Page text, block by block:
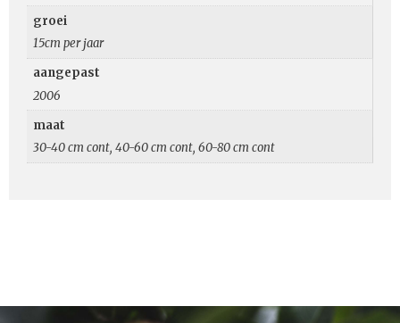
groei
15cm per jaar
aangepast
2006
maat
30-40 cm cont, 40-60 cm cont, 60-80 cm cont